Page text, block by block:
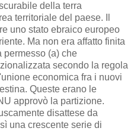
della terra
territoriale del paese. Il
uno stato ebraico europeo
Ma non era affatto finita
permesso (a) che
secondo la regola
economica fra i nuovi
Queste erano le
approvò la partizione.
disattese da
una crescente serie di